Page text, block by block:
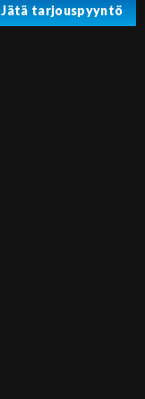
Jätä tarjouspyyntö